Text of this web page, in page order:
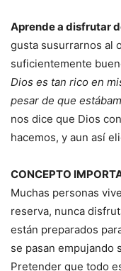
Aprende a disfrutar
gusta susurrarnos al
suficientemente
Dios es tan rico en
pesar de que
nos dice que Dios
hacemos, y aun así
CONCEPTO
Muchas personas
reserva, nunca
están preparados
se pasan empujando
Pretender que todo